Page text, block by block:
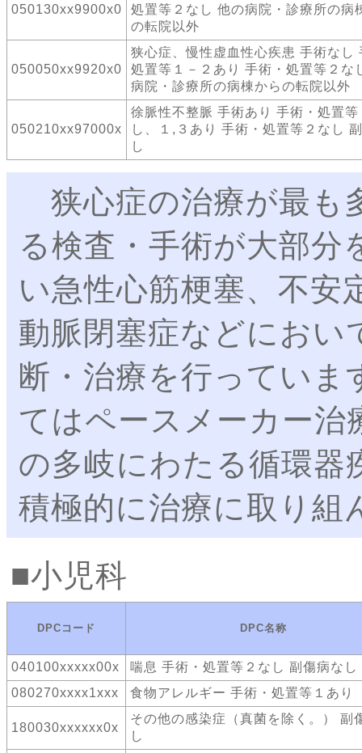
050130xx9900x0
処置等２なし 他の病院・診療所の病
の転院以外
050050xx9920x0
狭心症、慢性虚血性心疾患 手術なし
処置等１－２あり 手術・処置等２な
病院・診療所の病棟からの転院以外
050210xx97000x
徐脈性不整脈 手術あり 手術・処置等
し、１,３あり 手術・処置等２なし
し
狭心症の治療が最も
る検査・手術が大部分
い急性心筋梗塞、不安
動脈閉塞症などにおい
断・治療を行っていま
てはペースメーカー
の多岐にわたる循環器
積極的に治療に取り組
小児科
DPCコード DPC名称
040100xxxxx00x
喘息 手術・処置等２なし 副傷病なし
080270xxxx1xxx
食物アレルギー 手術・処置等１あり
180030xxxxxx0x
その他の感染症（真菌を除く。） 副
し